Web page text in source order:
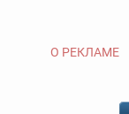
О РЕКЛАМЕ